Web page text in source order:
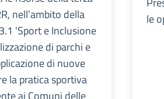
nell’ambito della
'Sport e Inclusione
di parchi e
di nuove
la pratica sportiva
ai Comuni delle
le